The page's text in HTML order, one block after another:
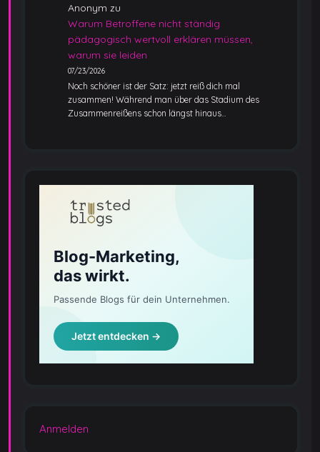
Anonym zu
Warum Betroffene nicht ständig
pädagogisch wertvoll erklären müssen,
warum sie leiden
07/23/2026
Noch schöner ist der Satz: jetzt reiß dich mal
zusammen! Während man über das Stadium des
Zusammenreißens schon längst hinaus…
Anmelden